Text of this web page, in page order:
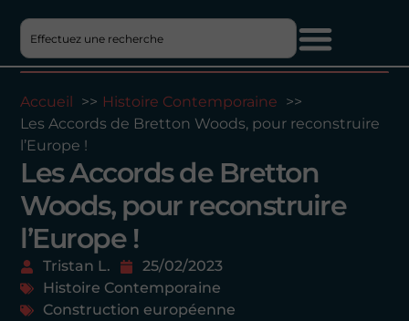
Accueil
Histoire Contemporaine
Les Accords de Bretton Woods, pour reconstruire
l’Europe !
Les Accords de Bretton
Woods, pour reconstruire
l’Europe !
Tristan L.
25/02/2023
Histoire Contemporaine
Construction européenne